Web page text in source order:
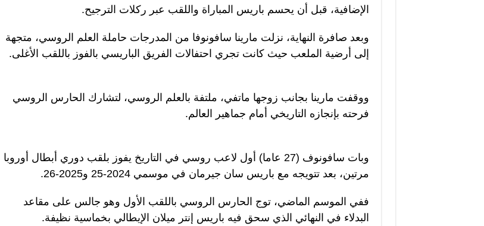
الإضافية، قبل أن يحسم باريس المباراة واللقب عبر ركلات الترجيح.
وبعد صافرة النهاية، نزلت مارينا سافونوفا من المدرجات حاملة العلم الروسي، متجهة
إلى أرضية الملعب حيث كانت تجري احتفالات الفريق الباريسي بالفوز باللقب الأغلى.
ووقفت مارينا بجانب زوجها ماتفي، ملتفة بالعلم الروسي، لتشارك الحارس الروسي
فرحته بإنجازه التاريخي أمام جماهير العالم.
وبات سافونوف (27 عاما) أول لاعب روسي في التاريخ يفوز بلقب دوري أبطال أوروبا
مرتين، بعد تتويجه مع باريس سان جيرمان في موسمي 2024-25 و2025-26.
ففي الموسم الماضي، توج الحارس الروسي باللقب الأول وهو جالس على مقاعد
البدلاء في النهائي الذي سحق فيه باريس إنتر ميلان الإيطالي بخماسية نظيفة.